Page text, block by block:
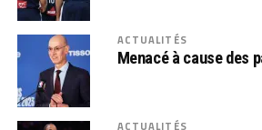
ACTUALITÉS
Menacé à cause des
ACTUALITÉS